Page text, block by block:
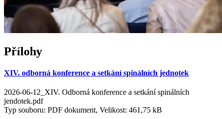
Přílohy
XIV. odborná konference a setkání spinálních jednotek
2026-06-12_XIV. Odborná konference a setkání spinálních
jendotek.pdf
Typ souboru: PDF dokument, Velikost: 461,75 kB